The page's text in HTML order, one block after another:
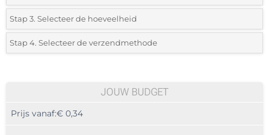
*Selecteer de bedrukking en kleuren van het logo:
1 Kleur (Aan een kant)
3 Kleuren (Aan een kant)
Stap 3. Selecteer de hoeveelheid
*Selecteer uit de lijst of voeg het gewenste aantal in
100
Stap 4. Selecteer de verzendmethode
JOUW BUDGET
Prijs vanaf:€ 0,34